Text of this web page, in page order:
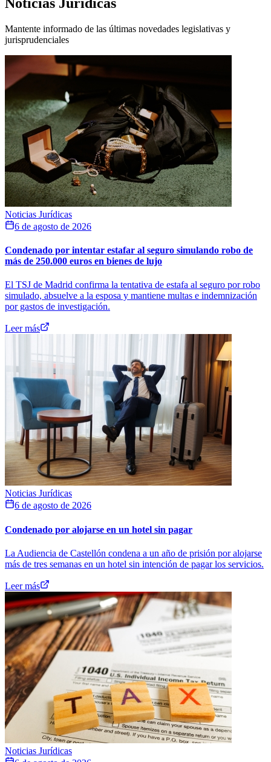
Mantente informado de las últimas novedades legislativas y
jurisprudenciales
Noticias Jurídicas
6 de agosto de 2026
Condenado por intentar estafar al seguro simulando robo de
más de 250.000 euros en bienes de lujo
El TSJ de Madrid confirma la tentativa de estafa al seguro por robo
simulado, absuelve a la esposa y mantiene multas e indemnización
por gastos de investigación.
Leer más
Noticias Jurídicas
6 de agosto de 2026
Condenado por alojarse en un hotel sin pagar
La Audiencia de Castellón condena a un año de prisión por alojarse
más de tres semanas en un hotel sin intención de pagar los servicios.
Leer más
Noticias Jurídicas